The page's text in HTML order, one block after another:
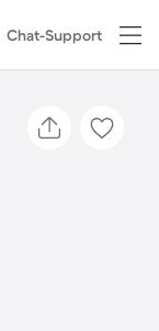
Chat-Support